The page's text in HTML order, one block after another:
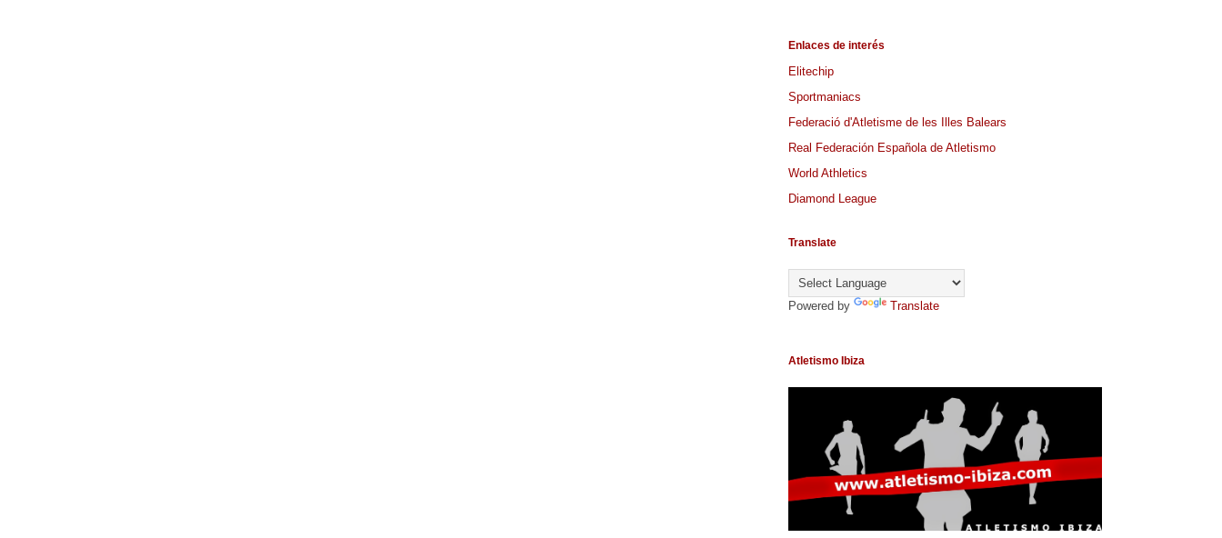
Enlaces de interés
Elitechip
Sportmaniacs
Federació d'Atletisme de les Illes Balears
Real Federación Española de Atletismo
World Athletics
Diamond League
Translate
Powered by Translate
Atletismo Ibiza